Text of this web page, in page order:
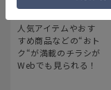
最新のお買い得情報
人気アイテムやおす
すめ商品などの“おト
ク“が満載のチラシが
Webでも見られる！